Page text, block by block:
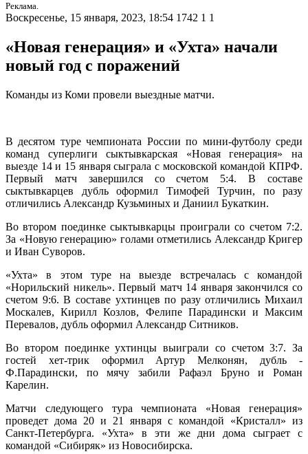
Реклама.
Воскресенье, 15 января, 2023, 18:54 1742 1 1
«Новая генерация» и «Ухта» начали
новый год с поражений
Команды из Коми провели выездные матчи.
В десятом туре чемпионата России по мини-футболу среди
команд суперлиги сыктывкарская «Новая генерация» на
выезде 14 и 15 января сыграла с московской командой КПРФ.
Первый матч завершился со счетом 5:4. В составе
сыктывкарцев дубль оформил Тимофей Турчин, по разу
отличились Александр Кузьминых и Даниил Букаткин.
Во втором поединке сыктывкарцы проиграли со счетом 7:2.
За «Новую генерацию» голами отметились Александр Кригер
и Иван Суворов.
«Ухта» в этом туре на выезде встречалась с командой
«Норильский никель». Первый матч 14 января закончился со
счетом 9:6. В составе ухтинцев по разу отличились Михаил
Москалев, Кирилл Козлов, Фелипе Парадински и Максим
Перевалов, дубль оформил Александр Ситников.
Во втором поединке ухтинцы выиграли со счетом 3:7. За
гостей хет-трик оформил Артур Мелконян, дубль -
Ф.Парадински, по мячу забили Рафаэл Бруно и Роман
Карелин.
Матчи следующего тура чемпионата «Новая генерация»
проведет дома 20 и 21 января с командой «Кристалл» из
Санкт-Петербурга. «Ухта» в эти же дни дома сыграет с
командой «Сибиряк» из Новосибирска.